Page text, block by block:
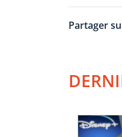
Partager